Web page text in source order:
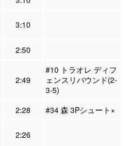
3:10
2:50
2:49
#10 トラオレ ディフ
ェンスリバウンド(2-
3-5)
2:28
#34 森 3Pシュート×
2:26